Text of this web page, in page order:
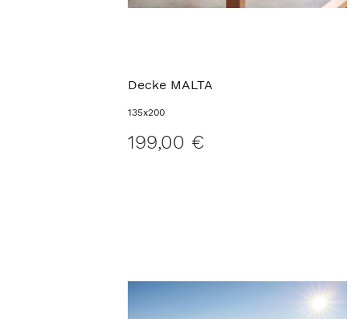
Decke MALTA
135x200
199,00 €